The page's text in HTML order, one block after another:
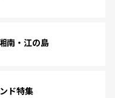
南・江の島
ド特集